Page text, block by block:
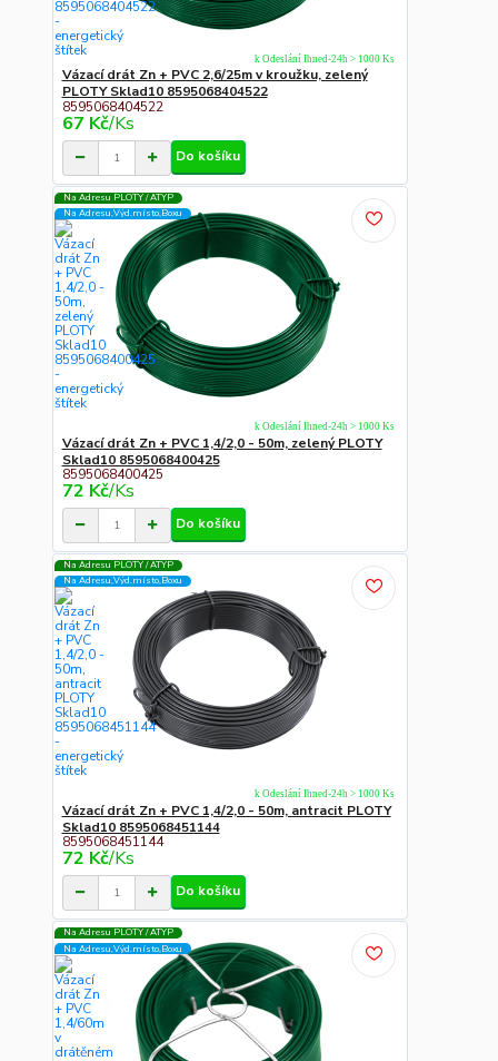
Vázací drát Zn + PVC 2,6/25m v kroužku, zelený
PLOTY Sklad10 8595068404522
8595068404522
67 Kč/Ks
k Odeslání Ihned-24h > 1000 Ks
Do košíku
Na Adresu PLOTY / ATYP
Na Adresu,Výd.místo,Boxu
Vázací drát Zn + PVC 1,4/2,0 - 50m, zelený PLOTY
Sklad10 8595068400425
8595068400425
72 Kč/Ks
k Odeslání Ihned-24h > 1000 Ks
Do košíku
Na Adresu PLOTY / ATYP
Na Adresu,Výd.místo,Boxu
Vázací drát Zn + PVC 1,4/2,0 - 50m, antracit PLOTY
Sklad10 8595068451144
8595068451144
72 Kč/Ks
k Odeslání Ihned-24h > 1000 Ks
Do košíku
Na Adresu PLOTY / ATYP
Na Adresu,Výd.místo,Boxu